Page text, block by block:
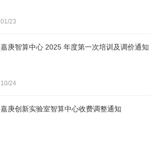
01/23
嘉庚智算中心 2025 年度第一次培训及调价通知
10/24
嘉庚创新实验室智算中心收费调整通知